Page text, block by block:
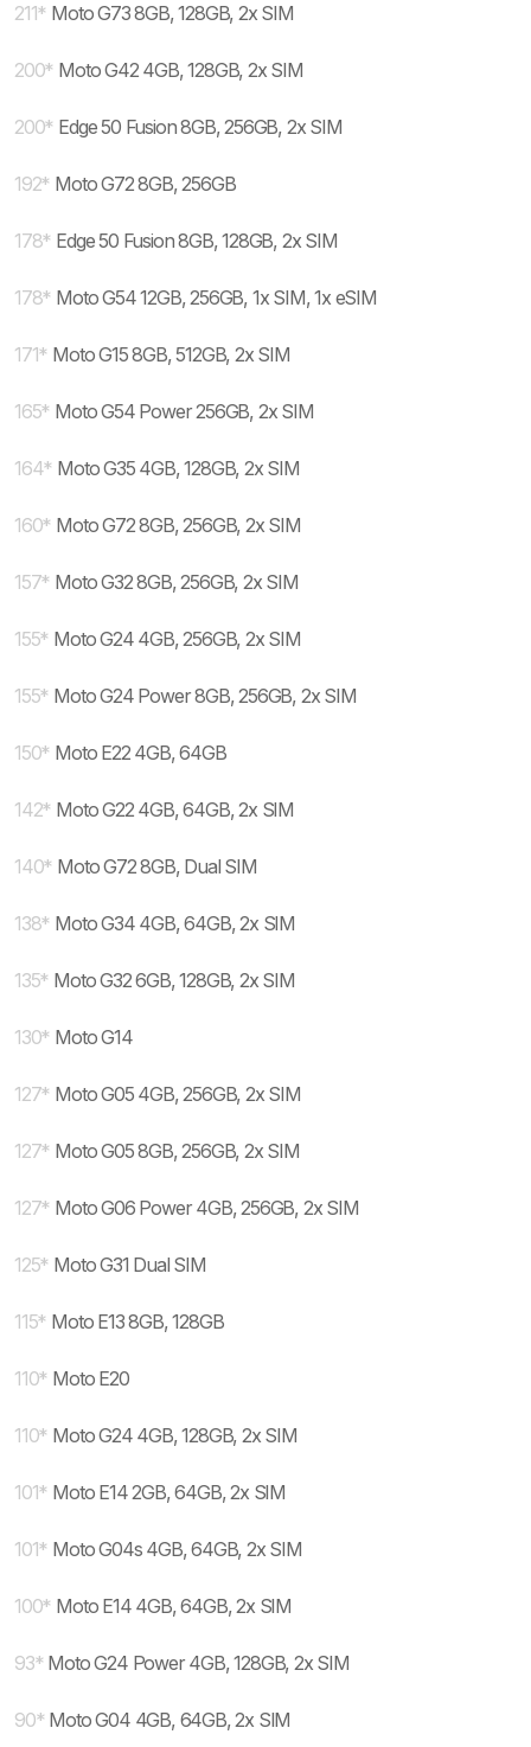
211* Moto G73 8GB, 128GB, 2x SIM
200* Moto G42 4GB, 128GB, 2x SIM
200* Edge 50 Fusion 8GB, 256GB, 2x SIM
192* Moto G72 8GB, 256GB
178* Edge 50 Fusion 8GB, 128GB, 2x SIM
178* Moto G54 12GB, 256GB, 1x SIM, 1x eSIM
171* Moto G15 8GB, 512GB, 2x SIM
165* Moto G54 Power 256GB, 2x SIM
164* Moto G35 4GB, 128GB, 2x SIM
160* Moto G72 8GB, 256GB, 2x SIM
157* Moto G32 8GB, 256GB, 2x SIM
155* Moto G24 4GB, 256GB, 2x SIM
155* Moto G24 Power 8GB, 256GB, 2x SIM
150* Moto E22 4GB, 64GB
142* Moto G22 4GB, 64GB, 2x SIM
140* Moto G72 8GB, Dual SIM
138* Moto G34 4GB, 64GB, 2x SIM
135* Moto G32 6GB, 128GB, 2x SIM
130* Moto G14
127* Moto G05 4GB, 256GB, 2x SIM
127* Moto G05 8GB, 256GB, 2x SIM
127* Moto G06 Power 4GB, 256GB, 2x SIM
125* Moto G31 Dual SIM
115* Moto E13 8GB, 128GB
110* Moto E20
110* Moto G24 4GB, 128GB, 2x SIM
101* Moto E14 2GB, 64GB, 2x SIM
101* Moto G04s 4GB, 64GB, 2x SIM
100* Moto E14 4GB, 64GB, 2x SIM
93* Moto G24 Power 4GB, 128GB, 2x SIM
90* Moto G04 4GB, 64GB, 2x SIM